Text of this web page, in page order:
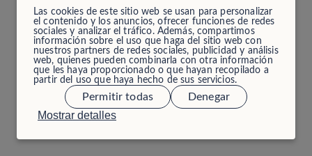
Las cookies de este sitio web se usan para personalizar
el contenido y los anuncios, ofrecer funciones de redes
sociales y analizar el tráfico. Además, compartimos
información sobre el uso que haga del sitio web con
nuestros partners de redes sociales, publicidad y análisis
web, quienes pueden combinarla con otra información
que les haya proporcionado o que hayan recopilado a
partir del uso que haya hecho de sus servicios.
Mostrar detalles
Permitir todas Denegar